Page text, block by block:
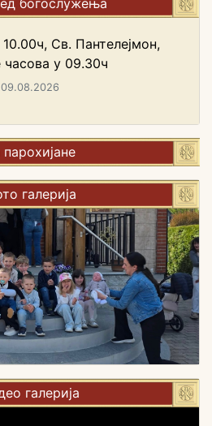
богослужења
Св. Пантелејмон,
у 09.30ч
09.08.2026
парохијане
галерија
галерија